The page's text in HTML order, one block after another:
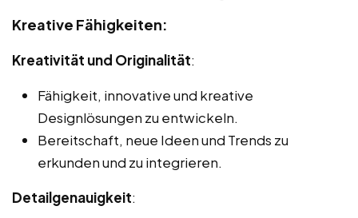
Kreative Fähigkeiten:
Kreativität und Originalität:
Fähigkeit, innovative und kreative
Designlösungen zu entwickeln.
Bereitschaft, neue Ideen und Trends zu
erkunden und zu integrieren.
Detailgenauigkeit: